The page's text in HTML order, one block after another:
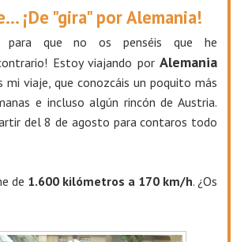
¡De "gira" por Alemania!
para que no os penséis que he
Estoy viajando por Alemania
mi viaje, que conozcáis un poquito más
e incluso algún rincón de Austria.
del 8 de agosto para contaros todo
de 1.600 kilómetros a 170 km/h. ¿Os